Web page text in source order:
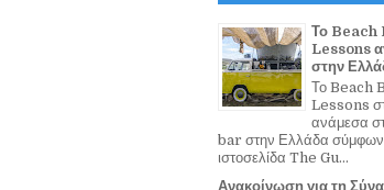
Το Beach
Lessons
στην
Το Beach
Lessons
ανάμεσα
bar στην Ελλάδα
ιστοσελίδα The Gu...
Ανακοίνωση για τη